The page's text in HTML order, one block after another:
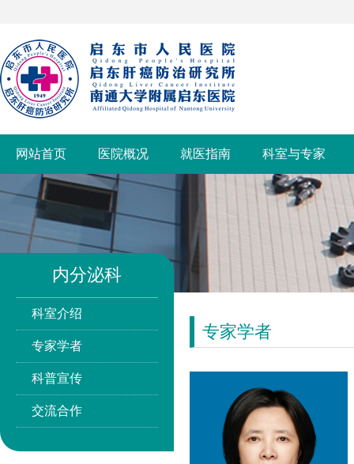
网站首页 医院概况 就医指南 科室与专家
内分泌科
科室介绍
专家学者
科普宣传
交流合作
专家学者